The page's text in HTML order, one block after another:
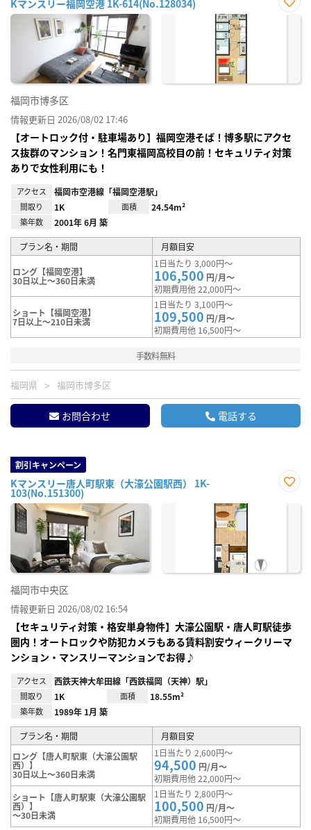
Kマンスリー福岡空港 1K-614(No.128034)
お気
福岡市博多区
情報更新日 2026/08/02 17:46
【オートロック付・駐車場あり】福岡空港そば！博多駅にアクセ
ス抜群のマンション！名門東福岡高校目の前！セキュリティ対策
ありで女性利用にも！
アクセス 福岡市空港線「福岡空港駅」
間取り 1K 面積 24.54m²
築年数 2001年 6月 築
プラン名・期間 月額目安
ロング【福岡空港】
30日以上～360日未満
1日当たり 3,000円～
106,500 円/月～
初期費用他 22,000円～
ショート【福岡空港】
7日以上～210日未満
1日当たり 3,100円～
109,500 円/月～
初期費用他 16,500円～
手数料無料
福岡県 福岡市博多区
お問合わせ 電話する
割引キャンペーン
Kマンスリー唐人町駅東（大濠公園駅西） 1K-
103(No.151300)
に入
福岡市中央区
情報更新日 2026/08/02 16:54
【セキュリティ対策・格安単身物件】大濠公園駅・唐人町駅徒歩
圏内！オートロックや防犯カメラもある賃料割安ウィークリーマ
ンション・マンスリーマンションでお得♪
アクセス 西鉄天神大牟田線「西鉄福岡（天神）駅」
間取り 1K 面積 18.55m²
築年数 1989年 1月 築
プラン名・期間
月額目安
ロング【唐人町駅東（大濠公園駅
西）】
30日以上～360日未満
1日当たり 2,600円～
94,500 円/月～
初期費用他 22,000円～
ショート【唐人町駅東（大濠公園駅
西）】
～30日未満
1日当たり 2,800円～
100,500 円/月～
初期費用他 16,500円～